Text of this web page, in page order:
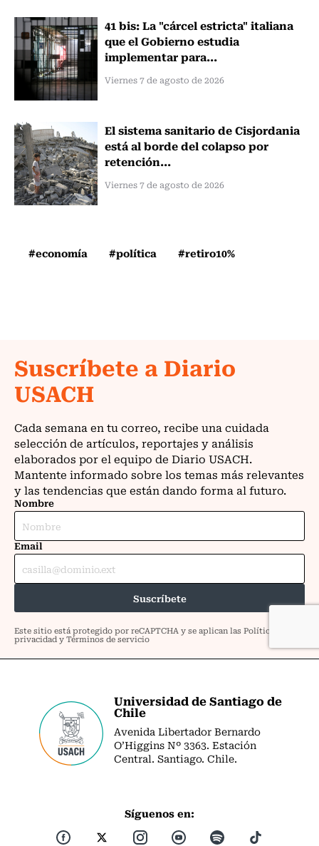
41 bis: La "cárcel estricta" italiana
que el Gobierno estudia
implementar para...
Viernes 7 de agosto de 2026
El sistema sanitario de Cisjordania
está al borde del colapso por
retención...
Viernes 7 de agosto de 2026
#economía #política #retiro10%
Universidad de Santiago de
Chile
Avenida Libertador Bernardo
O’Higgins Nº 3363. Estación
Central. Santiago. Chile.
Síguenos en: